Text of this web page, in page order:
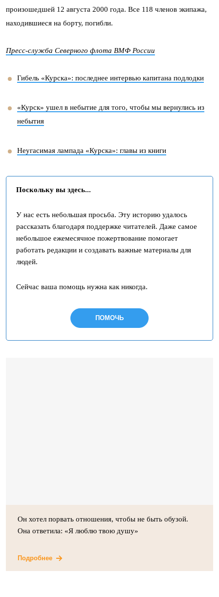
произошедшей 12 августа 2000 года. Все 118 членов экипажа,
находившиеся на борту, погибли.
Пресс-служба Северного флота ВМФ России
Гибель «Курска»: последнее интервью капитана подлодки
«Курск» ушел в небытие для того, чтобы мы вернулись из
небытия
Неугасимая лампада «Курска»: главы из книги
Поскольку вы здесь...
У нас есть небольшая просьба. Эту историю удалось
рассказать благодаря поддержке читателей. Даже самое
небольшое ежемесячное пожертвование помогает
работать редакции и создавать важные материалы для
людей.
Сейчас ваша помощь нужна как никогда.
ПОМОЧЬ
Он хотел порвать отношения, чтобы не быть обузой.
Она ответила: «Я люблю твою душу»
Подробнее